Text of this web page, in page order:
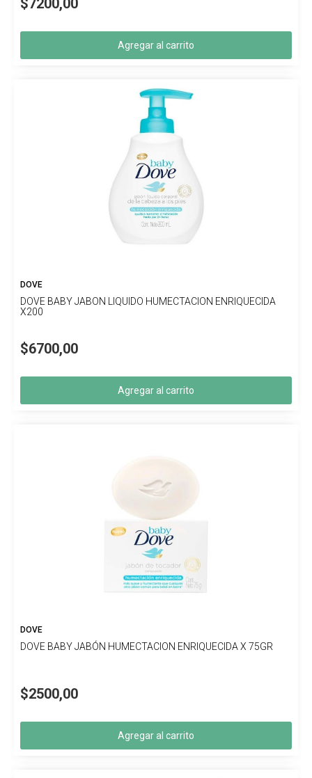
$7200,00
Agregar al carrito
DOVE
DOVE BABY JABON LIQUIDO HUMECTACION ENRIQUECIDA
X200
$6700,00
Agregar al carrito
DOVE
DOVE BABY JABÓN HUMECTACION ENRIQUECIDA X 75GR
$2500,00
Agregar al carrito